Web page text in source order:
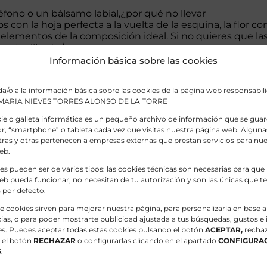
Información básica sobre las cookies
o a la información básica sobre las cookies de la página web
NIEVES TORRES ALONSO DE LA TORRE
o galleta informática es un pequeño archivo de información que se
“smartphone” o tableta cada vez que visitas nuestra página web.
y otras pertenecen a empresas externas que prestan servicios para
pueden ser de varios tipos: las cookies técnicas son necesarias para que
pueda funcionar, no necesitan de tu autorización y son las únicas que
por defecto.
cookies sirven para mejorar nuestra página, para personalizarla en base
o para poder mostrarte publicidad ajustada a tus búsquedas, gustos e
Puedes aceptar todas estas cookies pulsando el botón ACEPTAR,
el botón RECHAZAR o configurarlas clicando en el apartado
.
o un bálsamo labial,¿por qué no llevar
con la hoja perfecta a la vuelta de la esquina, la flor
de la composición ideal. Si no quieres que las
libreta/prensa.
artesanalmente en Asturias, con la delicada
maravillosos papeles florales. En su interior
de creación que te proporcionan las flores
pero si no te atreves, permanece atento/a a